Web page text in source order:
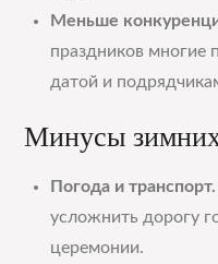
Меньше
праздников многие
датой и
Минусы
Погода и транспорт.
усложнить дорогу
церемонии.